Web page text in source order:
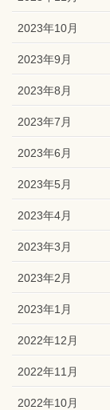
2023年10月
2023年9月
2023年8月
2023年7月
2023年6月
2023年5月
2023年4月
2023年3月
2023年2月
2023年1月
2022年12月
2022年11月
2022年10月